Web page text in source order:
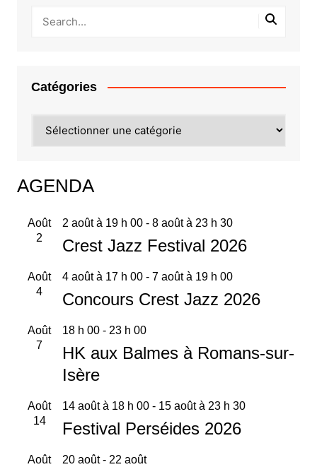
Catégories
AGENDA
Août
2
2 août à 19 h 00- 8 août à 23 h 30
Crest Jazz Festival 2026
Août
4
4 août à 17 h 00- 7 août à 19 h 00
Concours Crest Jazz 2026
Août
7
18 h 00- 23 h 00
HK aux Balmes à Romans-sur-
Isère
Août
14
14 août à 18 h 00- 15 août à 23 h 30
Festival Perséides 2026
Août 20 août- 22 août